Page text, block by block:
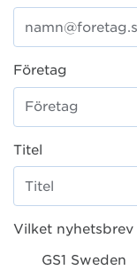
Företag
Titel
Vilket nyhetsbrev
GS1 Sweden